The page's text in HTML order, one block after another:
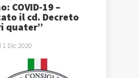
COVID-19 –
il cd. Decreto
quater”
1 Dic 2020